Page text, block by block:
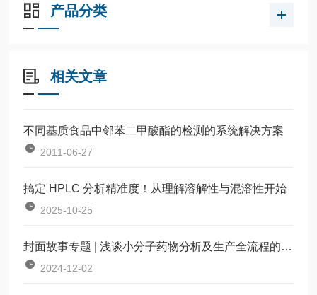
产品分类
相关文章
不同基质食品中邻苯二甲酸酯的检测的系统解决方案
2011-06-27
搞定 HPLC 分析精准度！从理解溶解性与混溶性开始
2025-10-25
封面故事专题 | 浅谈小分子药物分析及生产全流程的色谱技术方案
2024-12-02